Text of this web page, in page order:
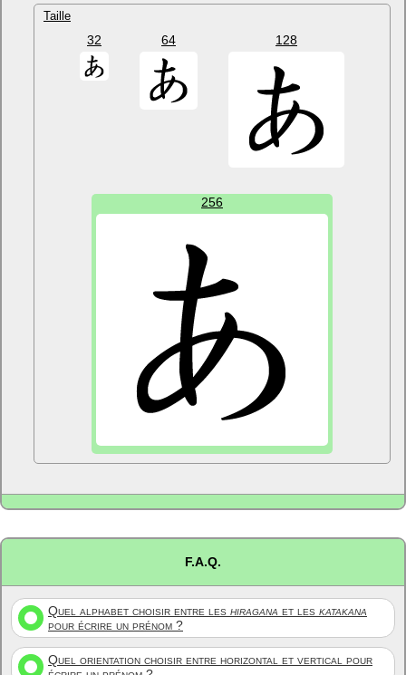
Taille
32 64 128
256
F.A.Q.
Quel alphabet choisir entre les hiragana et les katakana
pour écrire un prénom ?
Quel orientation choisir entre horizontal et vertical pour